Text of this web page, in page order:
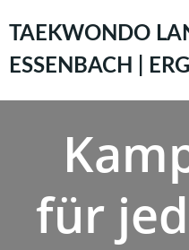
TAEKWONDO
ESSENBACH |
für